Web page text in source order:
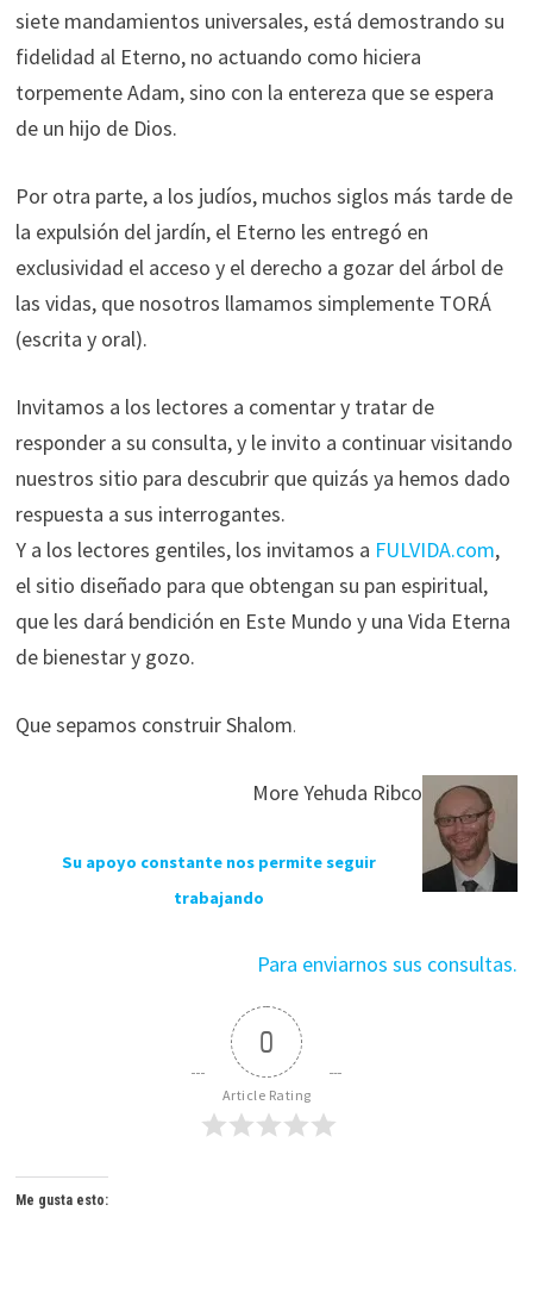
siete mandamientos universales, está demostrando su
fidelidad al Eterno, no actuando como hiciera
torpemente Adam, sino con la entereza que se espera
de un hijo de Dios.
Por otra parte, a los judíos, muchos siglos más tarde de
la expulsión del jardín, el Eterno les entregó en
exclusividad el acceso y el derecho a gozar del árbol de
las vidas, que nosotros llamamos simplemente TORÁ
(escrita y oral).
Invitamos a los lectores a comentar y tratar de
responder a su consulta, y le invito a continuar visitando
nuestros sitio para descubrir que quizás ya hemos dado
respuesta a sus interrogantes.
Y a los lectores gentiles, los invitamos a FULVIDA.com,
el sitio diseñado para que obtengan su pan espiritual,
que les dará bendición en Este Mundo y una Vida Eterna
de bienestar y gozo.
Que sepamos construir Shalom.
More Yehuda Ribco
Su apoyo constante nos permite seguir
trabajando
Para enviarnos sus consultas.
0
Article Rating
Me gusta esto: